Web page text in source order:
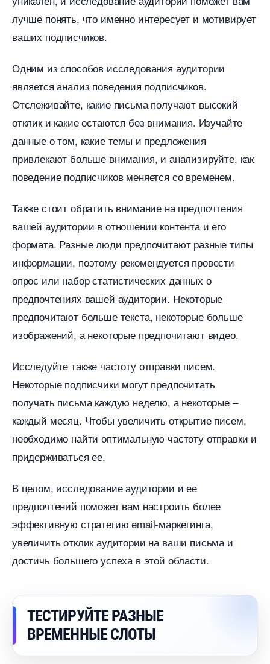
лучше понять, что именно интересует и мотивирует
аших подписчиков.
Одним из способов исследования аудитории
является анализ поведения подписчиков.
Отслеживайте, какие письма получают высокий
отклик и какие остаются без внимания. Изучайте
данные о том, какие темы и предложения
привлекают больше внимания, и анализируйте, как
поведение подписчиков меняется со временем.
Также стоит обратить внимание на предпочтения
ашей аудитории в отношении контента и его
формата. Разные люди предпочитают разные типы
информации, поэтому рекомендуется провести
опрос или набор статистических данных о
предпочтениях вашей аудитории. Некоторые
предпочитают больше текста, некоторые больше
изображений, а некоторые предпочитают видео.
Исследуйте также частоту отправки писем.
Некоторые подписчики могут предпочитать
получать письма каждую неделю, а некоторые –
каждый месяц. Чтобы увеличить открытие писем,
необходимо найти оптимальную частоту отправки и
придерживаться ее.
целом, исследование аудитории и ее
предпочтений поможет вам настроить более
эффективную стратегию email-маркетинга,
увеличить отклик аудитории на ваши письма и
достичь большего успеха в этой области.
ТЕСТИРУЙТЕ РАЗНЫЕ
РЕМЕННЫЕ СЛОТЫ